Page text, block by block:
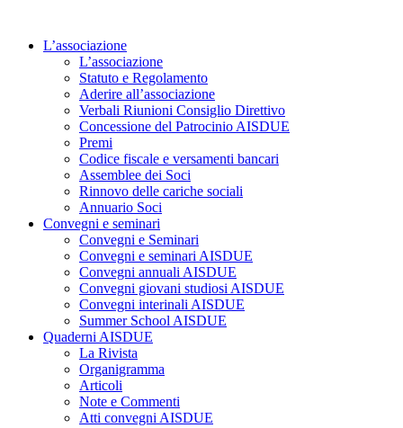
contenutoL’associazione
L’associazione
Statuto e Regolamento
Aderire all’associazione
Verbali Riunioni Consiglio Direttivo
Concessione del Patrocinio AISDUE
Premi
Codice fiscale e versamenti bancari
Assemblee dei Soci
Rinnovo delle cariche sociali
Annuario Soci
Convegni e seminari
Convegni e Seminari
Convegni e seminari AISDUE
Convegni annuali AISDUE
Convegni giovani studiosi AISDUE
Convegni interinali AISDUE
Summer School AISDUE
Quaderni AISDUE
La Rivista
Organigramma
Articoli
Note e Commenti
Atti convegni AISDUE